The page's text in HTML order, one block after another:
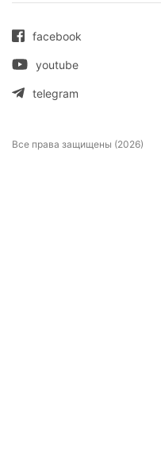
facebook
youtube
telegram
Все права защищены (2026)